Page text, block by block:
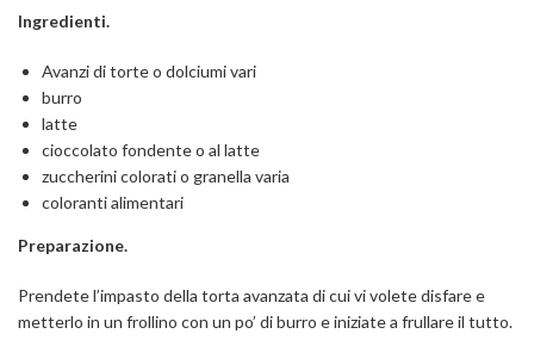
Ingredienti.
Avanzi di torte o dolciumi vari
burro
latte
cioccolato fondente o al latte
zuccherini colorati o granella varia
coloranti alimentari
Preparazione.
Prendete l’impasto della torta avanzata di cui vi volete disfare e
metterlo in un frollino con un po’ di burro e iniziate a frullare il tutto.